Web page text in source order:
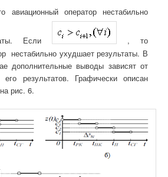
авиационный оператор нестабильно
Если
, то
нестабильно ухудшает результаты. В
дополнительные выводы зависят от
его результатов. Графически описан
рис. 6.